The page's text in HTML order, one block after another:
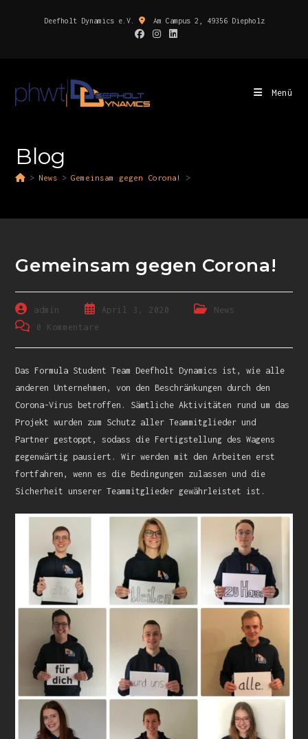
Deefholt Dynamics e.V. Am Campus 2, 49356 Diepholz
Menü
Blog
> News > Gemeinsam gegen Corona! >
Gemeinsam gegen Corona!
admin April 3, 2020
News
0 Kommentare
Das Formula Student Team Deefholt Dynamics ist, wie alle
anderen Unternehmen, von den Beschränkungen durch den
Corona-Virus betroffen. Sämtliche Aktivitäten rund um das
Projekt wurden zum Schutz aller Teammitglieder und
Partner gestoppt, sodass die Fertigstellung des Wagens
gegenwärtig pausiert. Wir werden mit den Arbeiten erst
fortfahren, wenn es die Bedingungen zulassen und die
Sicherheit unserer Teammitglieder gewährleistet ist.